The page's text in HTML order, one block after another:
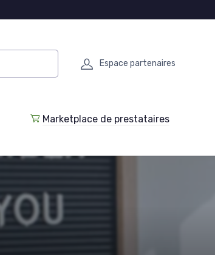
Espace partenaires
Marketplace de prestataires